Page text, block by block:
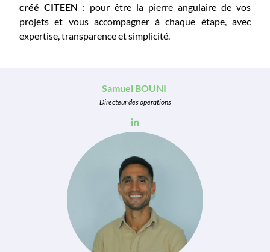
créé CITEEN : pour être la pierre angulaire de vos
projets et vous accompagner à chaque étape, avec
expertise, transparence et simplicité.
Samuel BOUNI
Directeur des opérations